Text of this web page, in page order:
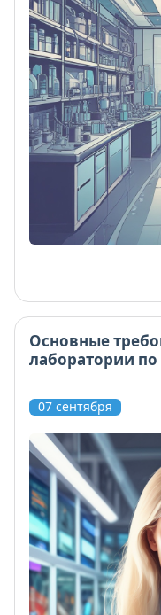
Основные
лаборатории по
07 сентября